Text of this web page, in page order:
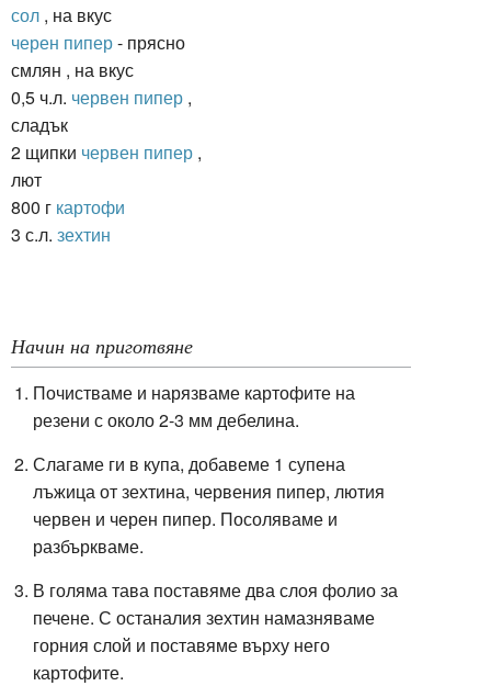
сол , на вкус
черен пипер- прясно
смлян , на вкус
0,5 ч.л. червен пипер ,
сладък
2 щипки червен пипер ,
лют
800 г картофи
3 с.л. зехтин
Начин на приготвяне
Почистваме и нарязваме картофите на
резени с около 2-3 мм дебелина.
Слагаме ги в купа, добавеме 1 супена
лъжица от зехтина, червения пипер, лютия
червен и черен пипер. Посоляваме и
разбъркваме.
В голяма тава поставяме два слоя фолио за
печене. С останалия зехтин намазняваме
горния слой и поставяме върху него
картофите.